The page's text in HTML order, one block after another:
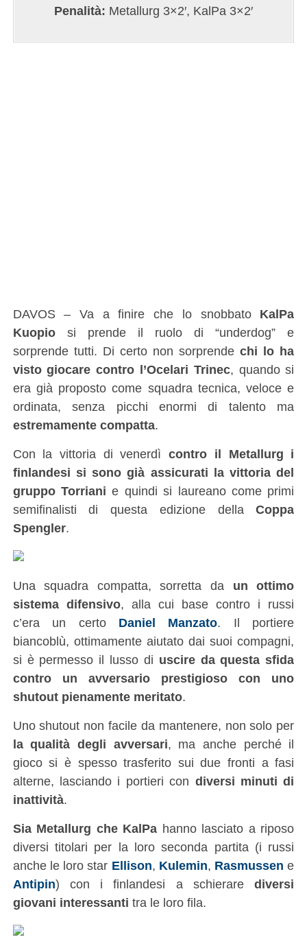
Penalità: Metallurg 3×2′, KalPa 3×2′
DAVOS – Va a finire che lo snobbato KalPa
Kuopiosi prende il ruolo di “underdog” e
sorprende tutti. Di certo non sorprendechi lo ha
visto giocare contro l’Ocelari Trinec, quando si
era già proposto come squadra tecnica, veloce e
ordinata, senza picchi enormi di talento ma
estremamente compatta.
Con la vittoria di venerdìcontro il Metallurg i
finlandesi si sono già assicurati la vittoria del
gruppo Torriani e quindi si laureano come primi
semifinalisti di questa edizione dellaCoppa
Spengler.
Una squadra compatta, sorretta da un ottimo
sistema difensivo, alla cui base contro i russi
c’era un certo Daniel Manzato. Il portiere
biancoblù, ottimamente aiutato dai suoi compagni,
si è permesso il lusso di uscire da questa sfida
contro un avversario prestigioso con uno
shutout pienamente meritato.
Uno shutout non facile da mantenere, non solo per
la qualità degli avversari, ma anche perché il
gioco si è spesso trasferito sui due fronti a fasi
alterne, lasciando i portieri con diversi minuti di
inattività.
Sia Metallurg che KalPa hanno lasciato a riposo
diversi titolari per la loro seconda partita (i russi
anche le loro star Ellison, Kulemin, Rasmussen e
Antipin) con i finlandesi a schierarediversi
giovani interessanti tra le loro fila.